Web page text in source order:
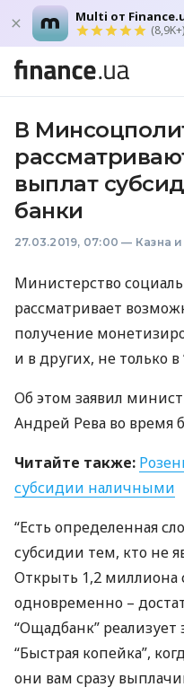
Multi от
(8,9K+)
В
выплат
банки
27.03.2019, 07:00 — Казна
Министерство
рассматривает
получение
и в других, не только
Об этом заявил
Андрей Рева во время
Читайте также:
субсидии наличными
“Есть определенная
субсидии тем, кто не
Открыть 1,2 миллиона
одновременно –
“Ощадбанк”
“Быстрая копейка”,
они вам сразу